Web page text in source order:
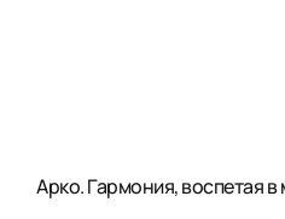
Арко. Гармония, воспетая